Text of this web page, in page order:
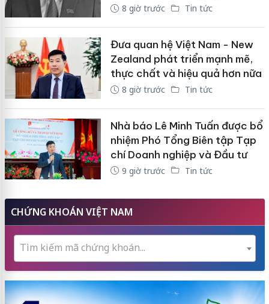
8 giờ trước Tin tức
Đưa quan hệ Việt Nam - New
Zealand phát triển mạnh mẽ,
thực chất và hiệu quả hơn nữa
8 giờ trước Tin tức
Nhà báo Lê Minh Tuấn được bổ
nhiệm Phó Tổng Biên tập Tạp
chí Doanh nghiệp và Đầu tư
9 giờ trước Tin tức
CHỨNG KHOÁN VIỆT NAM
Tìm kiếm mã chứng khoán...